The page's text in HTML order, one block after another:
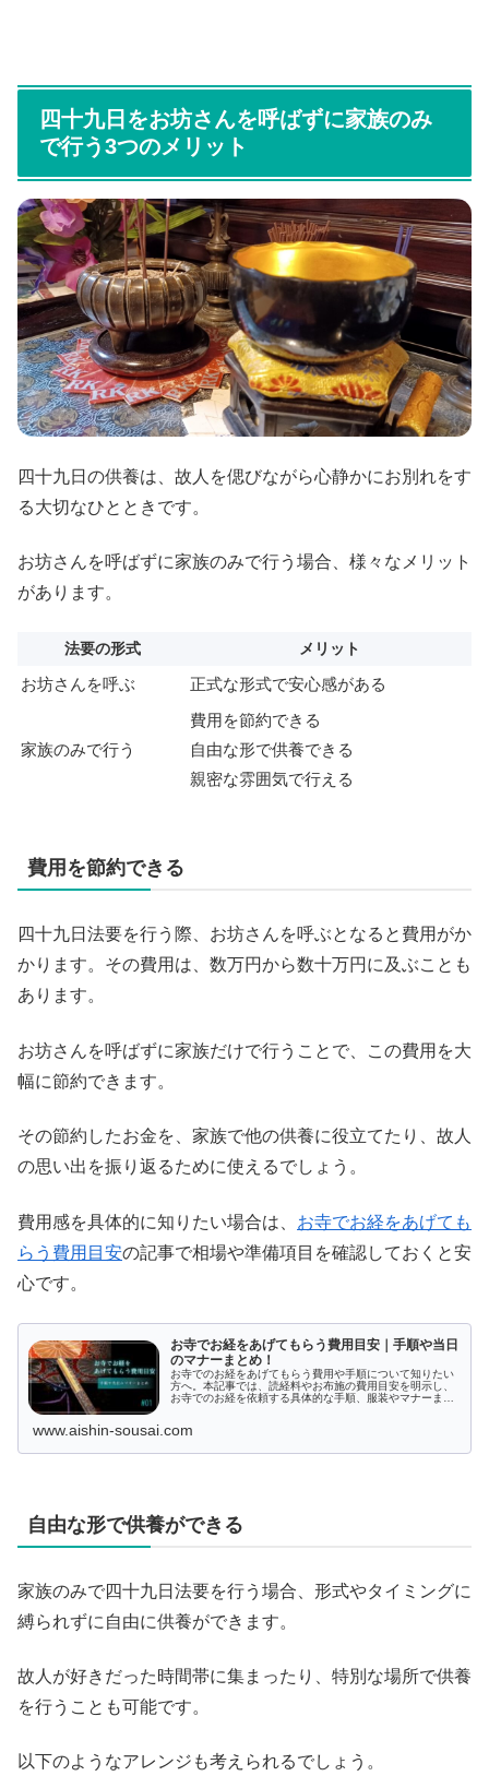
四十九日をお坊さんを呼ばずに家族のみ
で行う3つのメリット
四十九日の供養は、故人を偲びながら心静かにお別れをす
る大切なひとときです。
お坊さんを呼ばずに家族のみで行う場合、様々なメリット
があります。
法要の形式 メリット
お坊さんを呼ぶ 正式な形式で安心感がある
家族のみで行う
費用を節約できる
自由な形で供養できる
親密な雰囲気で行える
費用を節約できる
四十九日法要を行う際、お坊さんを呼ぶとなると費用がか
かります。その費用は、数万円から数十万円に及ぶことも
あります。
お坊さんを呼ばずに家族だけで行うことで、この費用を大
幅に節約できます。
その節約したお金を、家族で他の供養に役立てたり、故人
の思い出を振り返るために使えるでしょう。
費用感を具体的に知りたい場合は、 お寺でお経をあげても
らう費用目安の記事で相場や準備項目を確認しておくと安
心です。
お寺でお経をあげてもらう費用目安｜手順や当日
のマナーまとめ！
お寺でのお経をあげてもらう費用や手順について知りたい
方へ。本記事では、読経料やお布施の費用目安を明示し、
お寺でのお経を依頼する具体的な手順、服装やマナーまで
なっています。敷居が高いと感じる必要はありません。
www.aishin-sousai.com
自由な形で供養ができる
家族のみで四十九日法要を行う場合、形式やタイミングに
縛られずに自由に供養ができます。
故人が好きだった時間帯に集まったり、特別な場所で供養
を行うことも可能です。
以下のようなアレンジも考えられるでしょう。